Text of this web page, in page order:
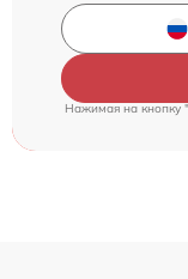
Нажимая на кнопку